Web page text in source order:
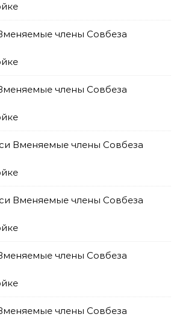
члены Совбеза
члены Совбеза
Вменяемые члены Совбеза
Вменяемые члены Совбеза
члены Совбеза
члены Совбеза